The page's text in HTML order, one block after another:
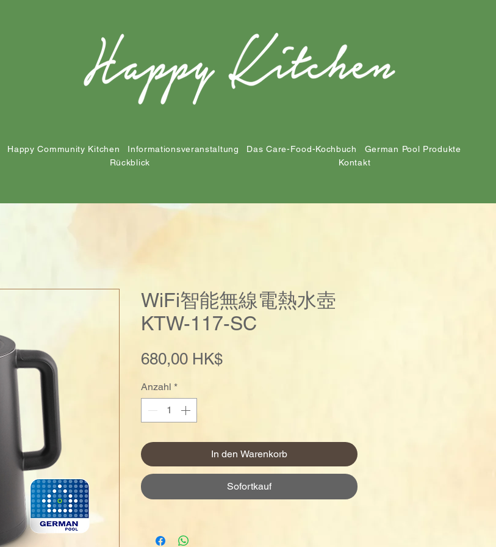
Happy Community Kitchen Informationsveranstaltung Das Care-Food-Kochbuch
German Pool Produkte
Rückblick Kontakt
WiFi智能無線電熱水壺
KTW-117-SC
680,00 HK$Preis
Anzahl *
In den Warenkorb
Sofortkauf